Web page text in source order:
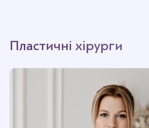
Пластичні хірурги